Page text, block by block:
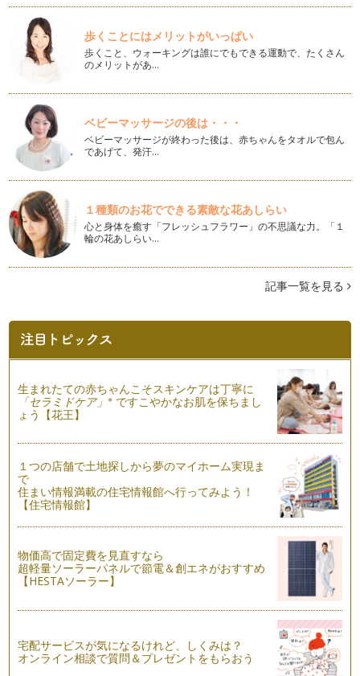
収納スペースと家族の関係は
「マイホームが欲しいのは、今の住まいに満足していないか
ら？」 そう聞かれて頷く人も…
子どもとペット、一緒に暮らしたい！
内閣府の調査によると、ペット飼育がよい理由として「生活に
うるおいや安らぎが生まれる」と答え…
住宅ローン以外にも必要なお金がある！
気に入った物件があって、モデルルームや現地を見学したあと
には、資金計画を立ててもらうことが…
「日当たり」が住み心地を決める!?
マイホームを持つなら「日当たりがいい、明るい家がいい」と
誰もが思うもの。日当たりがいい＝幸…
間取図を細かく見て必要な情報をチェック！
住宅展示場での見学のポイント
「住宅展示場って、何か敷居が高い」って、思っていません
理想の家に住むための話し合いと意見統一
子どもの成長に合わせて「そろそろマイホームがほしい」と思
って、パパに話をしてみると「まだい…
完成済みマンションはココがいい！
新築マンションを購入する場合は、一般的に未完成のうちにモ
デルルームや図面を見て契約。建物が…
子育てがラクになる親子近居
結婚後、親子の住居は「スープの冷めない距離」がいいと昔か
リビングイン階段が子育てにいい理由
家を建てるなら「リビングイン階段がいい」と聞いたことはあ
子どもが生まれてから、家の中にいても「危ないな」と思う場
所が出てきました。最初はハイハイす…
歩くことにはメリットがいっぱい
歩くこと、ウォーキングは誰にでもできる運動で、たくさん
のメリットがあ…
ベビーマッサージの後は・・・
ベビーマッサージが終わった後は、赤ちゃんをタオルで包ん
であげて、発汗…
１種類のお花でできる素敵な花あしらい
心と身体を癒す「フレッシュフラワー」の不思議な力。「１
輪の花あしらい…
記事一覧を見る
生まれたての赤ちゃんこそスキンケアは丁寧に
「セラミドケア」※ ですこやかなお肌を保ちまし
ょう【花王】
１つの店舗で土地探しから夢のマイホーム実現ま
で
住まい情報満載の住宅情報館へ行ってみよう！
【住宅情報館】
物価高で固定費を見直すなら
超軽量ソーラーパネルで節電＆創エネがおすすめ
【HESTAソーラー】
宅配サービスが気になるけれど、しくみは？
オンライン相談で質問＆プレゼントをもらおう